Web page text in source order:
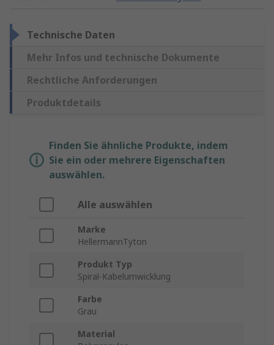
Technische Daten
Mehr Infos und technische Dokumente
Rechtliche Anforderungen
Produktdetails
Finden Sie ähnliche Produkte, indem
Sie ein oder mehrere Eigenschaften
auswählen.
Alle auswählen
Marke
HellermannTyton
Produkt Typ
Spiral-Kabelumwicklung
Farbe
Grau
Material